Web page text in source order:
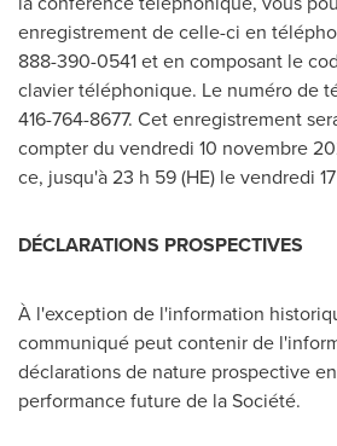
enregistrement de celle-ci en
888-390-0541 eten composant le
clavier téléphonique. Le numéro de
416-764-8677. Cet enregistrement
compter du vendredi 10 novembre
ce, jusqu'à 23 h 59 (HE) le vendredi
DÉCLARATIONS PROSPECTIVES
À l'exception de l'information
communiqué peut contenir de
déclarations de nature prospective
performance future de la Société.